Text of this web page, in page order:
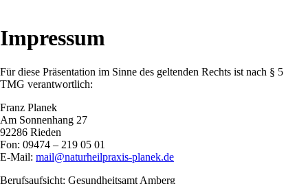
Impressum
Für diese Präsentation im Sinne des geltenden Rechts ist nach § 5
TMG verantwortlich:
Franz Planek
Am Sonnenhang 27
92286 Rieden
Fon: 09474 – 219 05 01
E-Mail: mail@naturheilpraxis-planek.de
Berufsaufsicht: Gesundheitsamt Amberg